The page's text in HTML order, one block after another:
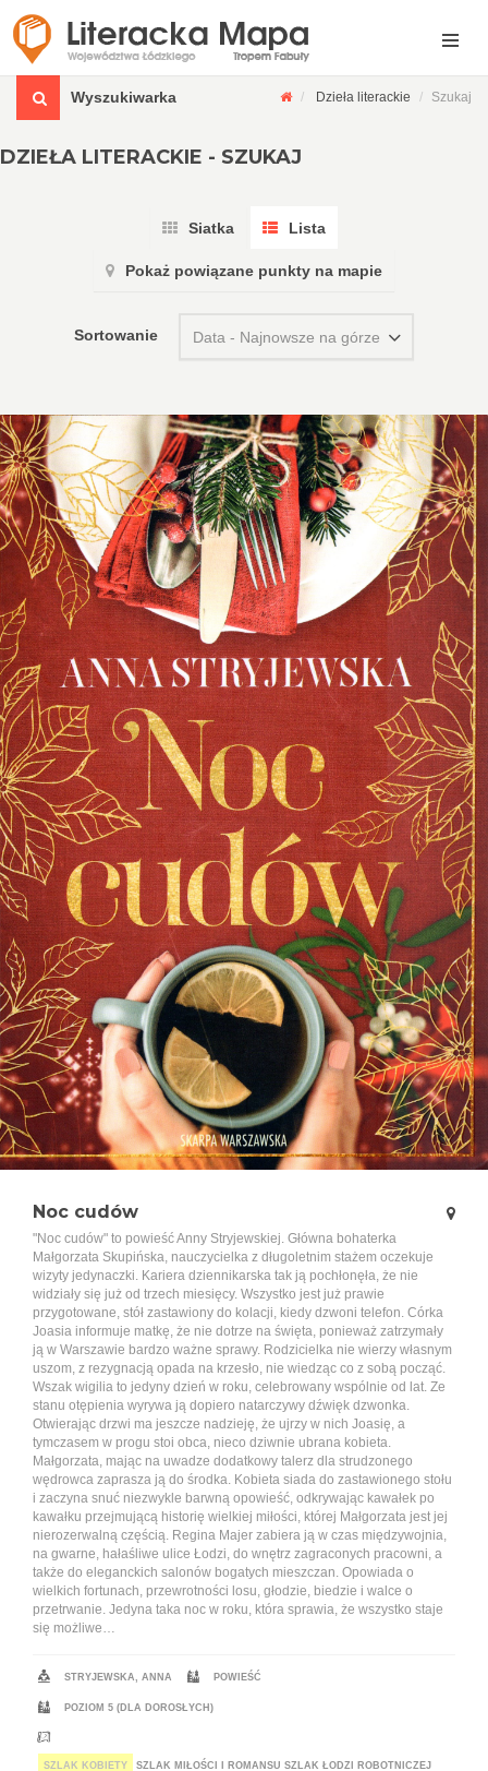
Wyszukiwarka Dzieła literackie Szukaj
DZIEŁA LITERACKIE - SZUKAJ
Siatka Lista
Pokaż powiązane punkty na mapie
Sortowanie Data - Najnowsze na górze
Noc cudów
"Noc cudów" to powieść Anny Stryjewskiej. Główna bohaterka
Małgorzata Skupińska, nauczycielka z długoletnim stażem oczekuje
wizyty jedynaczki. Kariera dziennikarska tak ją pochłonęła, że nie
widziały się już od trzech miesięcy. Wszystko jest już prawie
przygotowane, stół zastawiony do kolacji, kiedy dzwoni telefon. Córka
Joasia informuje matkę, że nie dotrze na święta, ponieważ zatrzymały
ją w Warszawie bardzo ważne sprawy. Rodzicielka nie wierzy własnym
uszom, z rezygnacją opada na krzesło, nie wiedząc co z sobą począć.
Wszak wigilia to jedyny dzień w roku, celebrowany wspólnie od lat. Ze
stanu otępienia wyrywa ją dopiero natarczywy dźwięk dzwonka.
Otwierając drzwi ma jeszcze nadzieję, że ujrzy w nich Joasię, a
tymczasem w progu stoi obca, nieco dziwnie ubrana kobieta.
Małgorzata, mając na uwadze dodatkowy talerz dla strudzonego
wędrowca zaprasza ją do środka. Kobieta siada do zastawionego stołu
i zaczyna snuć niezwykle barwną opowieść, odkrywając kawałek po
kawałku przejmującą historię wielkiej miłości, której Małgorzata jest jej
nierozerwalną częścią. Regina Majer zabiera ją w czas międzywojnia,
na gwarne, hałaśliwe ulice Łodzi, do wnętrz zagraconych pracowni, a
także do eleganckich salonów bogatych mieszczan. Opowiada o
wielkich fortunach, przewrotności losu, głodzie, biedzie i walce o
przetrwanie. Jedyna taka noc w roku, która sprawia, że wszystko staje
się możliwe…
STRYJEWSKA, ANNA POWIEŚĆ
POZIOM 5 (DLA DOROSŁYCH)
SZLAK KOBIETY SZLAK MIŁOŚCI I ROMANSU SZLAK ŁODZI ROBOTNICZEJ